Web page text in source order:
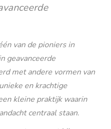
van de pioniers in
geavanceerde
met andere vormen van
en krachtige
kleine praktijk waarin
centraal staan.